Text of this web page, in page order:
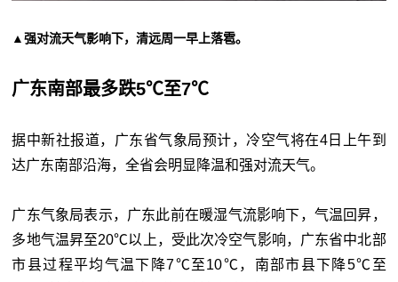
▲强对流天气影响下，清远周一早上落雹。
广东南部最多跌5℃至7℃
据中新社报道，广东省气象局预计，冷空气将在4日上午到
达广东南部沿海，全省会明显降温和强对流天气。
广东气象局表示，广东此前在暖湿气流影响下，气温回昇，
多地气温昇至20℃以上，受此次冷空气影响，广东省中北部
市县过程平均气温下降7℃至10℃，南部市县下降5℃至